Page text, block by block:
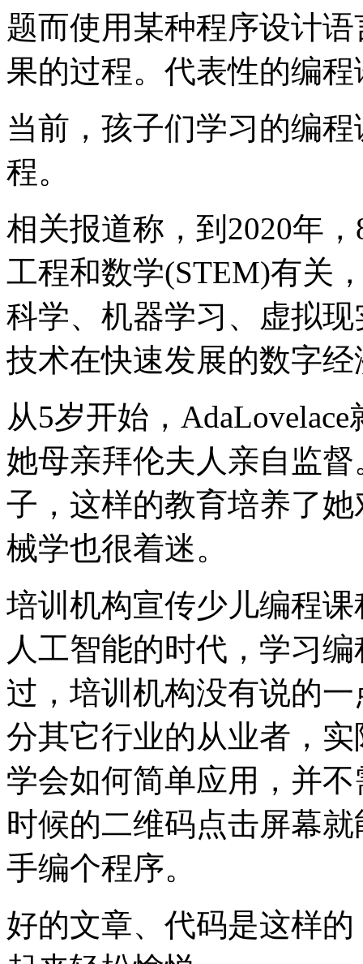
题而使用某种程序设计
果的过程。代表性的编程
当前，孩子们学习的编
程。
相关报道称，到2020年
工程和数学(STEM)有关
科学、机器学习、虚拟
技术在快速发展的数字
从5岁开始，
她母亲拜伦夫人亲自监
子，这样的教育培养了
械学也很着迷。
培训机构宣传少儿编程
人工智能的时代，学习
过，培训机构没有说的
分其它行业的从业者，
学会如何简单应用，并
时候的二维码点击屏幕
手编个程序。
好的文章、代码是这样